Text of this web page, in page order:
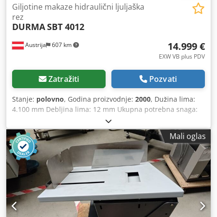
Austrija 607 km
Giljotine makaze hidraulični ljuljaška
rez
DURMASBT 4012
14.999 €
EXW VB plus PDV
Zatražiti Pozvati
Stanje: polovno, Godina proizvodnje: 2000, Dužina lima:
4.100 mm Debljina lima: 12 mm Ukupna potrebna snaga:
30 kW Težina cca: 17.350 kg Dimenzije (D x Š x V): 4750 x
3400 x 2350 mm Dedpfxowiatvj Anrekr Zadnji graničnik:
1.000 mm Stanje: Polovno, u dobrom stanju Oprema: -
Izvedba sa klatnim rezanjem - NC predizborna kontrola
ELGO za zadnji graničnik - Motorni zadnji graničnik do
1.000 mm na kugličnim vretenima, preklopiv - Pregledno
postavljena upravljačka tabla na zakretnom kraku -
Hidraulični pritiskači, postavljeni blizu linije rezanja -
Nožna pedala - Centralno ručno podešavanje razmaka za
rezanje Pribor: - 1 bočni graničnik sa skalom, T-utorom i
Mali oglas